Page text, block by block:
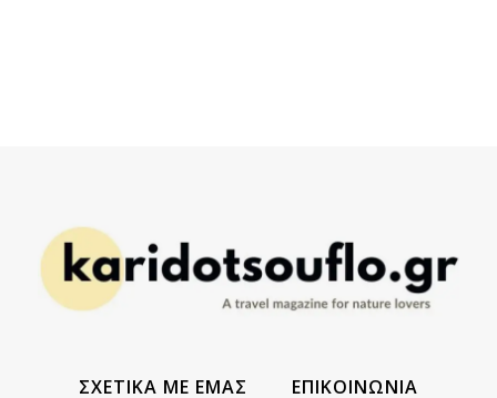
ΣΧΕΤΙΚΑ ΜΕ ΕΜΑΣ ΕΠΙΚΟΙΝΩΝΙΑ